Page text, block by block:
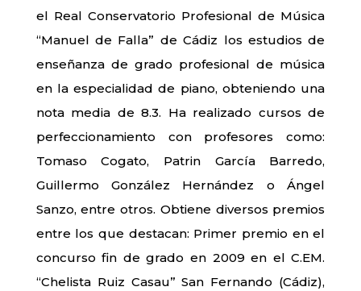
el Real Conservatorio Profesional de Música
“Manuel de Falla” de Cádiz los estudios de
enseñanza de grado profesional de música
en la especialidad de piano, obteniendo una
nota media de 8.3. Ha realizado cursos de
perfeccionamiento con profesores como:
Tomaso Cogato, Patrin García Barredo,
Guillermo González Hernández o Ángel
Sanzo, entre otros. Obtiene diversos premios
entre los que destacan: Primer premio en el
concurso fin de grado en 2009 en el C.EM.
“Chelista Ruiz Casau” San Fernando (Cádiz),